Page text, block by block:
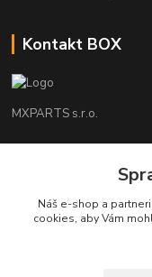
Kontakt BOX
MXPARTS s.r.o.
Náš e-shop a
cookies, aby Vám